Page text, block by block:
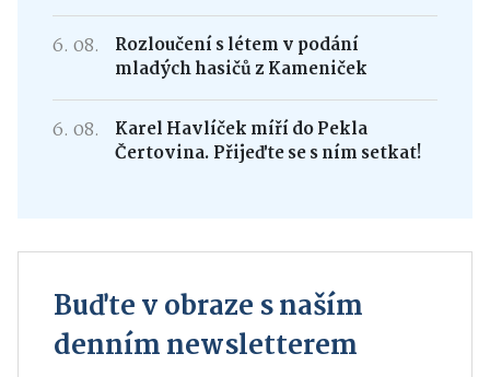
6. 08.
Rozloučení s létem v podání
mladých hasičů z Kameniček
6. 08.
Karel Havlíček míří do Pekla
Čertovina. Přijeďte se s ním setkat!
Buďte v obraze s naším
denním newsletterem